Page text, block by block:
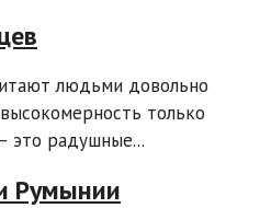
людьми довольно
только
это радушные...
Румынии